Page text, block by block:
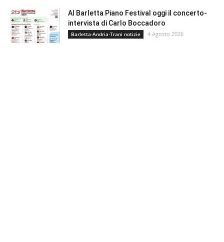
Al Barletta Piano Festival oggi il concerto-
intervista di Carlo Boccadoro
Barletta-Andria-Trani notizie 4 Agosto 2026